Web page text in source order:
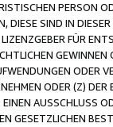
PERSON
DIESE SIND IN
FÜR
ODER
ODER (Z)
AUSSCHLUSS
GESETZLICHEN